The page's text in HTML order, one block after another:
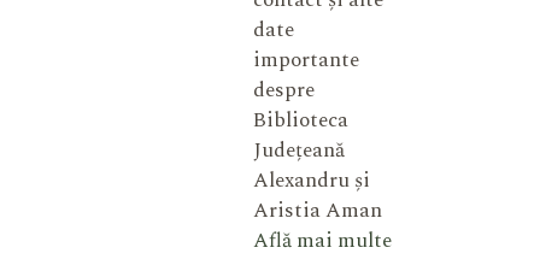
date
importante
despre
Biblioteca
Județeană
Alexandru și
Aristia Aman
Află mai multe